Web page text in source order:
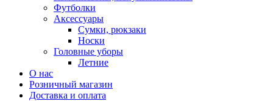
Футболки
Аксессуары
Сумки, рюкзаки
Носки
Головные уборы
Летние
О нас
Розничный магазин
Доставка и оплата